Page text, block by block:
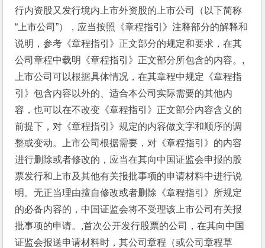
行内资股又发行境内上市外资股的上市公司（以下简称
“上市公司”），应当按照《章程指引》注释部分的解释和
说明，参考《章程指引》正文部分的规定和要求，在其
公司章程中载明《章程指引》正文部分所包含的内容。,
上市公司可以根据具体情况，在其章程中规定《章程指
引》包含内容以外的、适合本公司实际需要的其他内
容，也可以在不改变《章程指引》正文部分内容含义的
前提下，对《章程指引》规定的内容做文字和顺序的调
整或变动。上市公司根据需要，对《章程指引》的内容
进行删除或者修改的，应当在其向中国证监会申报的股
票发行和上市及其他有关报批事项的申请材料中进行说
明。无正当理由擅自修改或者删除《章程指引》所规定
的必备内容的，中国证监会将不受理该上市公司有关报
批事项的申请。,首次公开发行股票的公司，在其向中国
证监会报送申请材料时，其公司章程（或公司章程草